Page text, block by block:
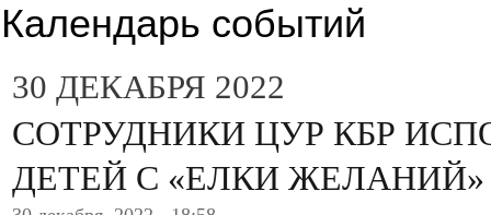
Календарь событий
30 ДЕКАБРЯ 2022
СОТРУДНИКИ ЦУР КБР
ДЕТЕЙ С «ЕЛКИ ЖЕЛАНИЙ»